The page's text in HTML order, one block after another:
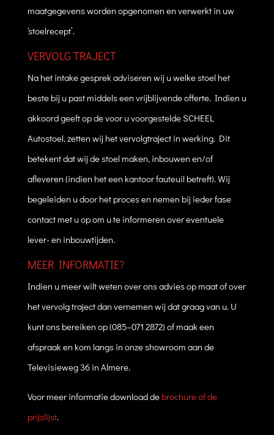
maatgegevens worden opgenomen en verwerkt in uw
‘stoelrecept’.
VERVOLG TRAJECT
Na het intake gesprek adviseren wij u welke stoel het
beste bij u past middels een vrijblijvende offerte. Indien u
akkoord geeft op de voor u voorgestelde SCHEEL
Autostoel, zetten wij het vervolgtraject in werking. Dit
betekent dat wij de stoel maken, inbouwen en/of
afleveren (indien het een kantoor fauteuil betreft). Wij
begeleiden u door het proces en nemen bij ieder fase
contact met u op om u te informeren over eventuele
lever- en inbouwtijden.
MEER INFORMATIE?
Indien u meer wilt weten over ons advies op maat of over
het vervolg traject dan vernemen wij dat graag van u. U
kunt ons bereiken op (085–071 2872) of maak een
afspraak en kom langs in onze showroom aan de
Televisieweg 36 in Almere.
Voor meer informatie download de brochure of de
prijslijst.